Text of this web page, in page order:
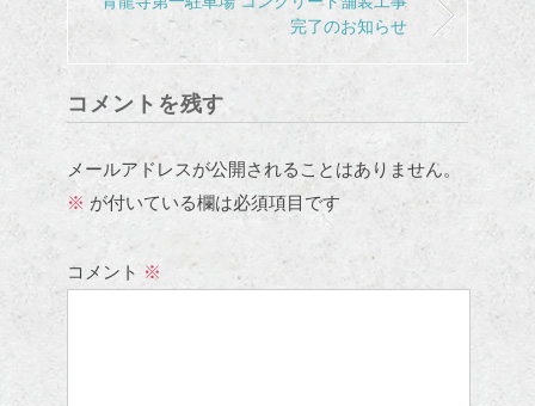
完了のお知らせ
コメントを残す
メールアドレスが公開されることはありません。
※ が付いている欄は必須項目です
コメント ※